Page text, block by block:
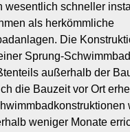
wesentlich schneller
als herkömmliche
Die
Sprung-
außerhalb der
die Bauzeit vor Ort
weniger Monate